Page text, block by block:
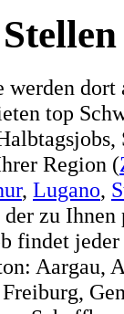
werden
top
Region (
, Lugano,
zu
findet
Aargau,